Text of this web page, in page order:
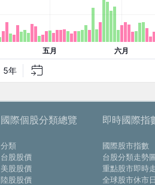
國際個股分類總覽
分類
台股股價
美股股價
陸股股價
即時國際指
國際股市指數
台股分類走勢
重點股市即時
全球股市休市